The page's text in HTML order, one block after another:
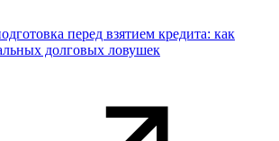
перед взятием кредита: как
долговых ловушек